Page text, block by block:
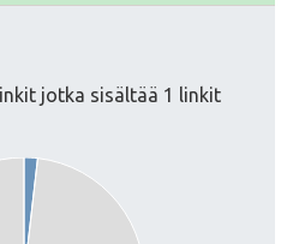
jotka sisältää 1 linkit